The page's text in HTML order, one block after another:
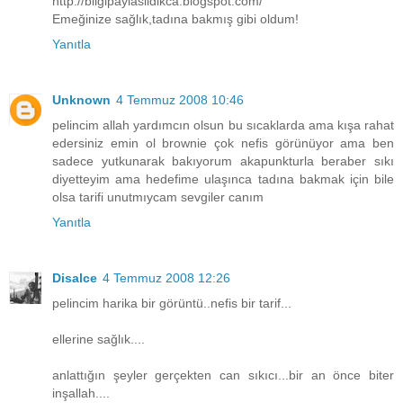
Emeğinize sağlık,tadına bakmış gibi oldum!
Yanıtla
Unknown 4 Temmuz 2008 10:46
pelincim allah yardımcın olsun bu sıcaklarda ama kışa rahat
edersiniz emin ol brownie çok nefis görünüyor ama ben
sadece yutkunarak bakıyorum akapunkturla beraber sıkı
diyetteyim ama hedefime ulaşınca tadına bakmak için bile
olsa tarifi unutmıycam sevgiler canım
Yanıtla
Disalce 4 Temmuz 2008 12:26
pelincim harika bir görüntü..nefis bir tarif...
ellerine sağlık....
anlattığın şeyler gerçekten can sıkıcı...bir an önce biter
inşallah....